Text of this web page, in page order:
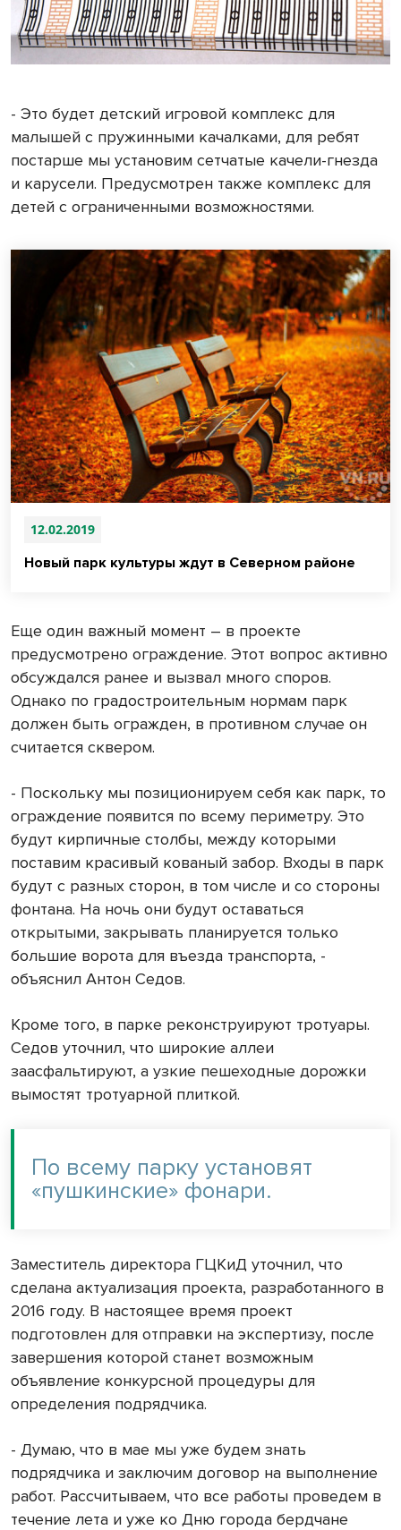
- Это будет детский игровой комплекс для
малышей с пружинными качалками, для ребят
постарше мы установим сетчатые качели-гнезда
и карусели. Предусмотрен также комплекс для
детей с ограниченными возможностями.
12.02.2019
Новый парк культуры ждут в Северном районе
Еще один важный момент – в проекте
предусмотрено ограждение. Этот вопрос активно
обсуждался ранее и вызвал много споров.
Однако по градостроительным нормам парк
должен быть огражден, в противном случае он
считается сквером.
- Поскольку мы позиционируем себя как парк, то
ограждение появится по всему периметру. Это
будут кирпичные столбы, между которыми
поставим красивый кованый забор. Входы в парк
будут с разных сторон, в том числе и со стороны
фонтана. На ночь они будут оставаться
открытыми, закрывать планируется только
большие ворота для въезда транспорта, -
объяснил Антон Седов.
Кроме того, в парке реконструируют тротуары.
Седов уточнил, что широкие аллеи
заасфальтируют, а узкие пешеходные дорожки
вымостят тротуарной плиткой.
По всему парку установят
«пушкинские» фонари.
Заместитель директора ГЦКиД уточнил, что
сделана актуализация проекта, разработанного в
2016 году. В настоящее время проект
подготовлен для отправки на экспертизу, после
завершения которой станет возможным
объявление конкурсной процедуры для
определения подрядчика.
- Думаю, что в мае мы уже будем знать
подрядчика и заключим договор на выполнение
работ. Рассчитываем, что все работы проведем в
течение лета и уже ко Дню города бердчане